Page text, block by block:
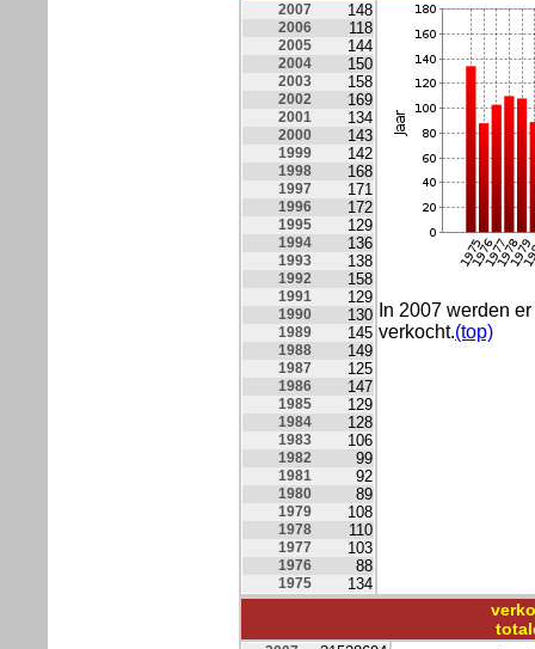
2007 148
2006 118
2005 144
2004 150
2003 158
2002 169
2001 134
2000 143
1999 142
1998 168
1997 171
1996 172
1995 129
1994 136
1993 138
1992 158
1991 129
1990 130
1989 145
1988 149
1987 125
1986 147
1985 129
1984 128
1983 106
1982 99
1981 92
1980 89
1979 108
1978 110
1977 103
1976 88
1975 134
In 2007 werden
verkocht.(top)